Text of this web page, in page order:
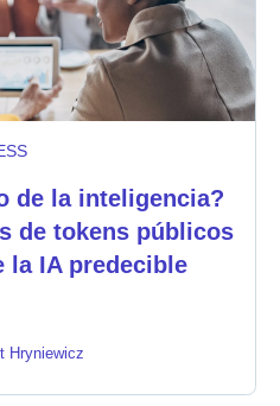
de la inteligencia?
de tokens públicos
la IA predecible
Hryniewicz